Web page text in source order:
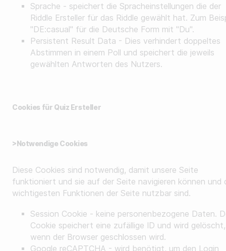
Sprache - speichert die Spracheinstellungen die der
Riddle Ersteller für das Riddle gewählt hat. Zum
"DE:casual" für die Deutsche Form mit "Du".
Persistent Result Data - Dies verhindert doppeltes
Abstimmen in einem Poll und speichert die jeweils
gewählten Antworten des Nutzers.
Cookies für Quiz Ersteller
>Notwendige Cookies
Diese Cookies sind notwendig, damit unsere Seite
funktioniert und sie auf der Seite navigieren können und
wichtigesten Funktionen der Seite nutzbar sind.
Session Cookie - keine personenbezogene Daten.
Cookie speichert eine zufällige ID und wird gelöscht,
wenn der Browser geschlossen wird.
Google reCAPTCHA - wird benötigt, um den Login